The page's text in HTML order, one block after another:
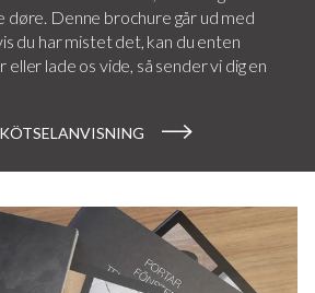
døre. Denne brochure går ud med
du har mistet det, kan du enten
lade os vide, så sender vi dig en